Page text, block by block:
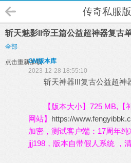
传奇私服
斩天魅影II帝王篇公益超神器复古
全部
点击重新加载GM版本库
2023-12-28 18:55:10
斩天神器III复古公益超神
【版本大小】725 MB,
网站】 https://
加密，测试客户端：17周年纯
jjj198，版本自带假人系统 ，